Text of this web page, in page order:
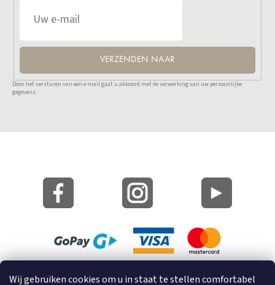
Wij gebruiken cookies om u in staat te stellen comfortabel
VERZENDEN NAAR
Door het versturen van een e-mail gaat u akkoord met de verwerking van uw persoonlijke
gegevens.